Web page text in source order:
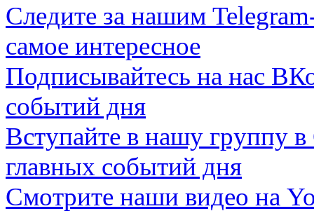
Следите за нашим
самое интересное
Подписывайтесь на нас
событий дня
Вступайте в нашу группу в
главных событий дня
Смотрите наши видео на